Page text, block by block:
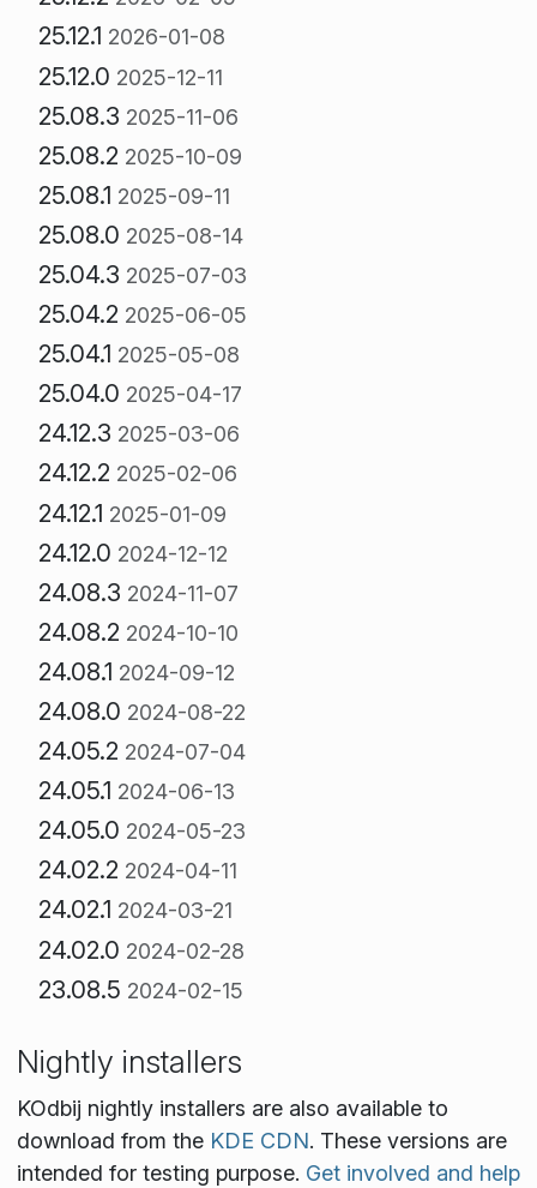
25.12.1 2026-01-08
25.12.0 2025-12-11
25.08.3 2025-11-06
25.08.2 2025-10-09
25.08.1 2025-09-11
25.08.0 2025-08-14
25.04.3 2025-07-03
25.04.2 2025-06-05
25.04.1 2025-05-08
25.04.0 2025-04-17
24.12.3 2025-03-06
24.12.2 2025-02-06
24.12.1 2025-01-09
24.12.0 2024-12-12
24.08.3 2024-11-07
24.08.2 2024-10-10
24.08.1 2024-09-12
24.08.0 2024-08-22
24.05.2 2024-07-04
24.05.1 2024-06-13
24.05.0 2024-05-23
24.02.2 2024-04-11
24.02.1 2024-03-21
24.02.0 2024-02-28
23.08.5 2024-02-15
Nightly installers
KOdbij nightly installers are also available to
download from the KDE CDN. These versions are
intended for testing purpose. Get involved and help